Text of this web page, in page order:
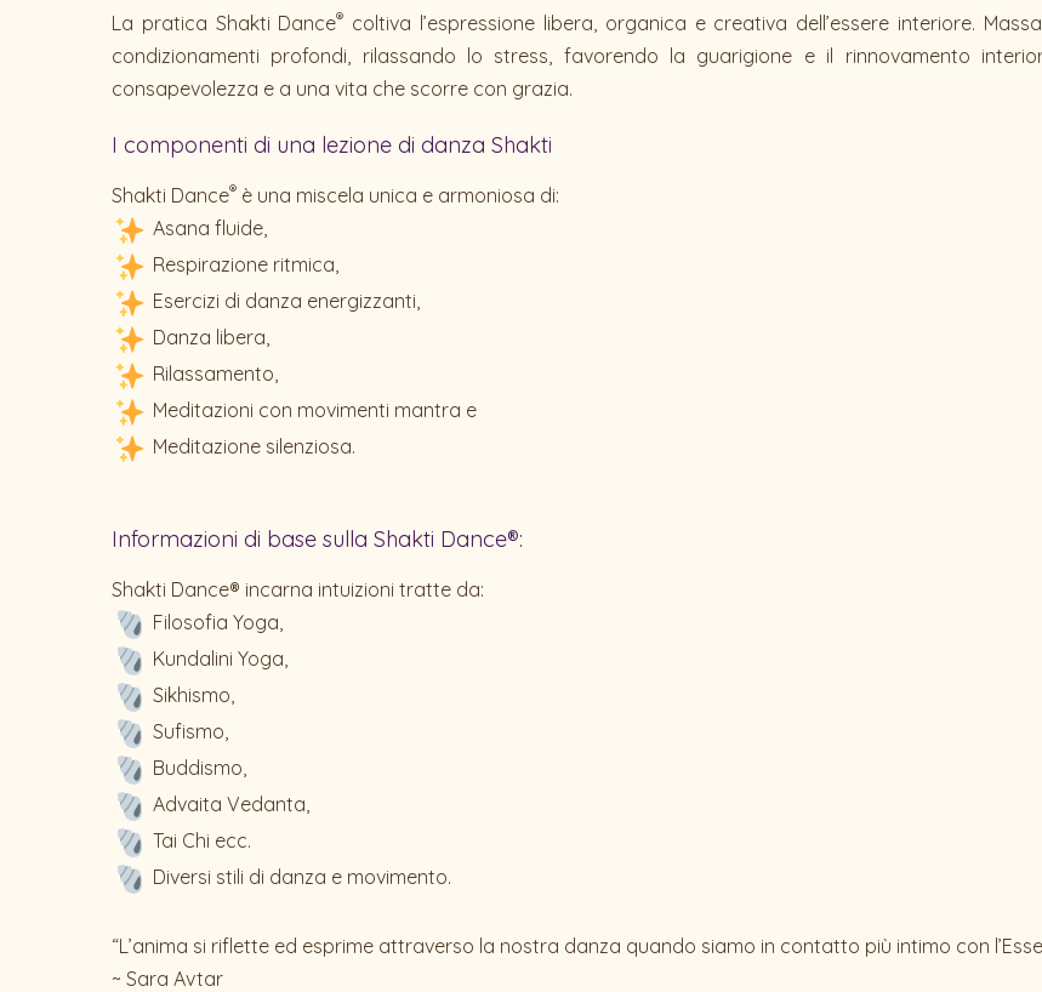
La pratica Shakti Dance® coltiva l’espressione libera, organica e creativa dell’essere interiore.
condizionamenti profondi, rilassando lo stress, favorendo la guarigione e il rinnovamento
consapevolezza e a una vita che scorre con grazia.
I componenti di una lezione di danza Shakti
Shakti Dance® è una miscela unica e armoniosa di:
Asana fluide,
Respirazione ritmica,
Esercizi di danza energizzanti,
Danza libera,
Rilassamento,
Meditazioni con movimenti mantra e
Meditazione silenziosa.
Informazioni di base sulla Shakti Dance®:
Shakti Dance® incarna intuizioni tratte da:
Filosofia Yoga,
Kundalini Yoga,
Sikhismo,
Sufismo,
Buddismo,
Advaita Vedanta,
Tai Chi ecc.
Diversi stili di danza e movimento.
“L’anima si riflette ed esprime attraverso la nostra danza quando siamo in contatto più intimo con
~ Sara Avtar